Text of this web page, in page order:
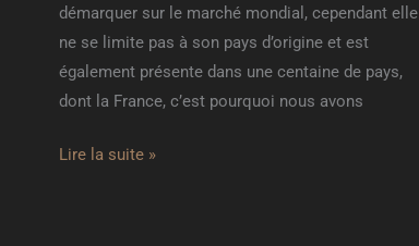
démarquer sur le marché mondial, cependant elle
ne se limite pas à son pays d’origine et est
également présente dans une centaine de pays,
dont la France, c’est pourquoi nous avons
Lire la suite »